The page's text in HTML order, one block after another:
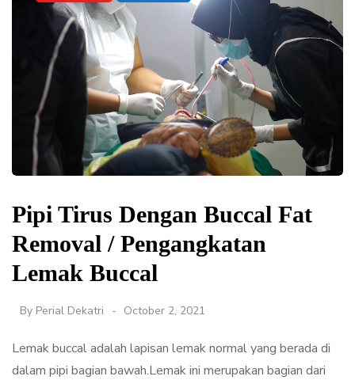
Pipi Tirus Dengan Buccal Fat
Removal / Pengangkatan
Lemak Buccal
By Perial Dekatri October 2, 2021
Lemak buccal adalah lapisan lemak normal yang berada di
dalam pipi bagian bawah.Lemak ini merupakan bagian dari